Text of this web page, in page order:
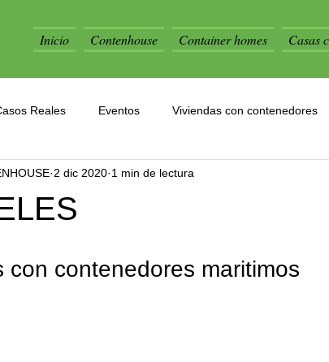
Inicio Contenhouse Container homes Casas
Reales Eventos Viviendas con contenedores
2 dic 2020 1 min de lectura
con contenedores maritimos